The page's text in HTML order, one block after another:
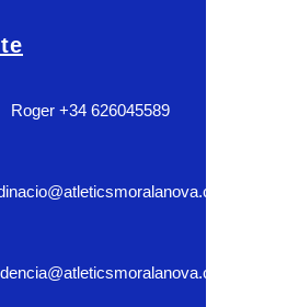
Roger +34 626045589